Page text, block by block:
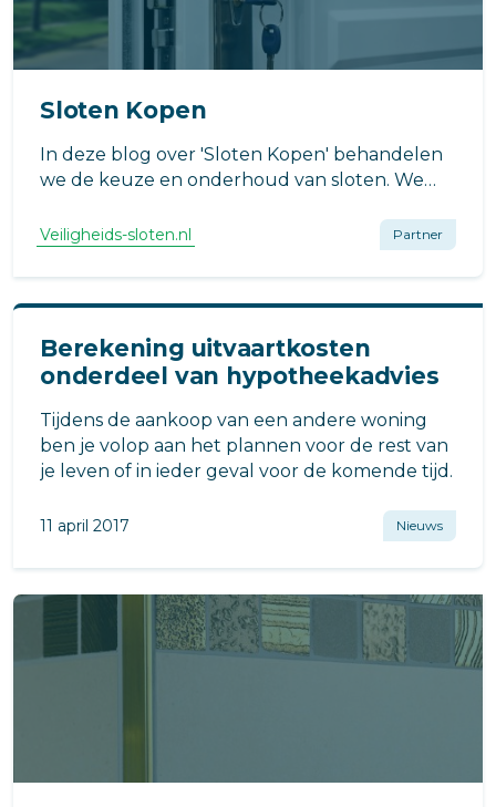
Sloten Kopen
In deze blog over 'Sloten Kopen' behandelen
we de keuze en onderhoud van sloten. We
hang-, insteek-, en slimme sloten. We geven
advies over wat te overwegen bij de aankoop
hiervan.
Veiligheids-sloten.nl Partner
Berekening uitvaartkosten
onderdeel van hypotheekadvies
Tijdens de aankoop van een andere woning
ben je volop aan het plannen voor de rest van
je leven of in ieder geval voor de komende tijd.
11 april 2017 Nieuws